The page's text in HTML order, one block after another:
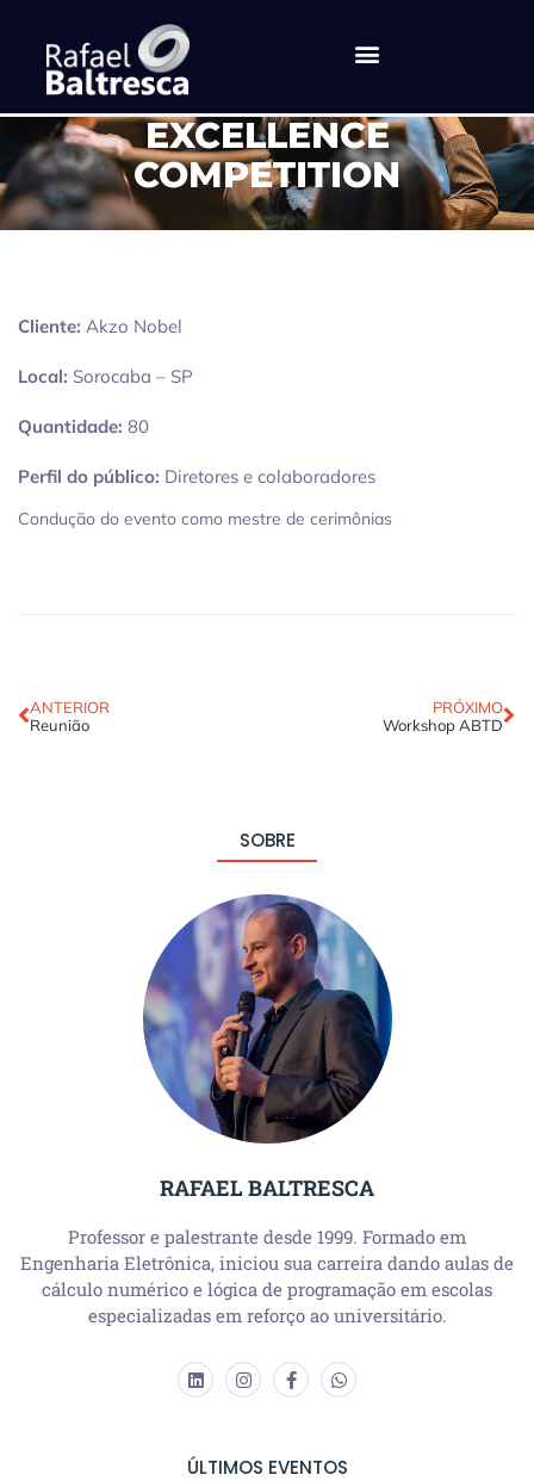
PREMIAÇÃO TEC – TEAM
EXCELLENCE
COMPETITION
Cliente: Akzo Nobel
Local: Sorocaba – SP
Quantidade: 80
Perfil do público: Diretores e colaboradores
Condução do evento como mestre de cerimônias
ANTERIOR
Reunião
PRÓXIMO
Workshop ABTD
SOBRE
RAFAEL BALTRESCA
Professor e palestrante desde 1999. Formado em
Engenharia Eletrônica, iniciou sua carreira dando aulas de
cálculo numérico e lógica de programação em escolas
especializadas em reforço ao universitário.
ÚLTIMOS EVENTOS